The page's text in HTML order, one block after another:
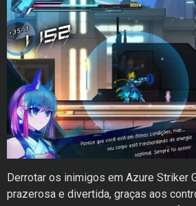
Derrotar os inimigos em Azure Striker
prazerosa e divertida, graças aos